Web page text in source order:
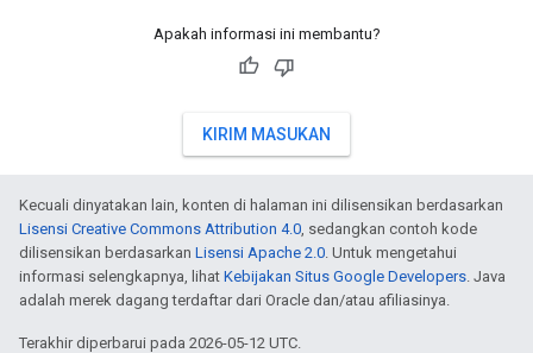
Apakah informasi ini membantu?
KIRIM MASUKAN
Kecuali dinyatakan lain, konten di halaman ini dilisensikan berdasarkan
Lisensi Creative Commons Attribution 4.0, sedangkan contoh kode
dilisensikan berdasarkan Lisensi Apache 2.0. Untuk mengetahui
informasi selengkapnya, lihat Kebijakan Situs Google Developers. Java
adalah merek dagang terdaftar dari Oracle dan/atau afiliasinya.
Terakhir diperbarui pada 2026-05-12 UTC.